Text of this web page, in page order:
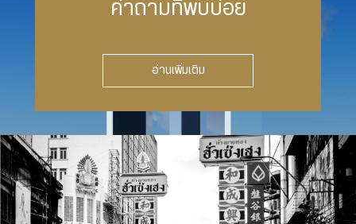
คำถามที่พบบ่อย
อ่านเพิ่มเติม